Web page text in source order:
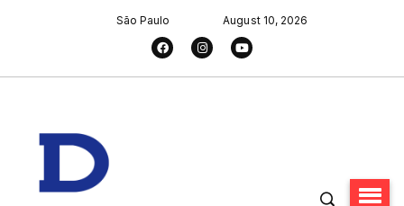
São Paulo August 10, 2026